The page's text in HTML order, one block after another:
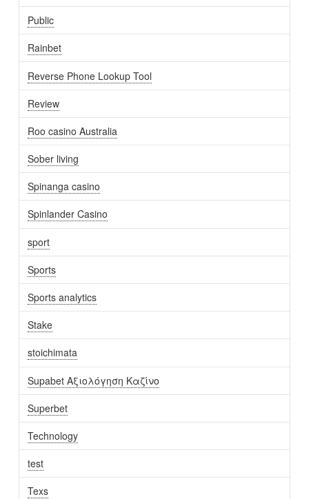
Public
Rainbet
Reverse Phone Lookup Tool
Review
Roo casino Australia
Sober living
Spinanga casino
Spinlander Casino
sport
Sports
Sports analytics
Stake
stoichimata
Supabet Αξιολόγηση Καζίνο
Superbet
Technology
test
Texs